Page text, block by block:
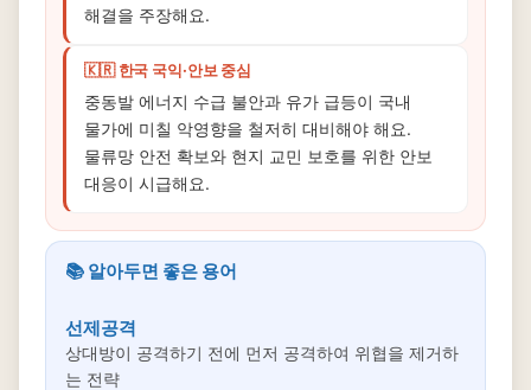
해결을 주장해요.
🇰🇷 한국 국익·안보 중심
중동발 에너지 수급 불안과 유가 급등이 국내
물가에 미칠 악영향을 철저히 대비해야 해요.
물류망 안전 확보와 현지 교민 보호를 위한 안보
대응이 시급해요.
📚 알아두면 좋은 용어
선제공격
상대방이 공격하기 전에 먼저 공격하여 위협을 제거하
는 전략